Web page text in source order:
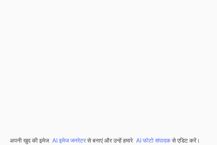
अपनी खुद की इमेज AI इमेज जनरेटरसे बनाएं और उन्हें हमारे AI फोटो संपादकसे एडिट करें।